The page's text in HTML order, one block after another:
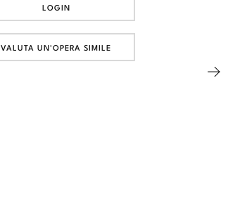
LOGIN
VALUTA UN'OPERA SIMILE